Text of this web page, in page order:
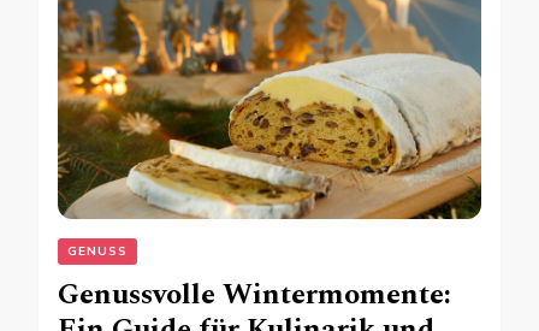
GENUSS
Genussvolle Wintermomente: